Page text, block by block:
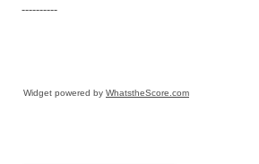
----------
Widget powered by WhatstheScore.com